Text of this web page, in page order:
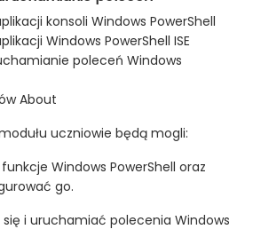
konsoli Windows PowerShell
Windows PowerShell ISE
poleceń Windows
About
uczniowie będą mogli:
Windows PowerShell oraz
go.
i uruchamiać polecenia Windows